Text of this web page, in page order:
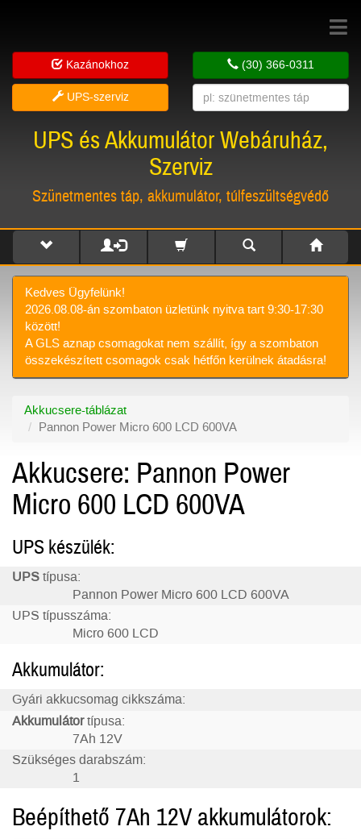
Toggle
Kazánokhoz
UPS-szerviz
(30) 366-0311
UPS és Akkumulátor Webáruház,
Szerviz
Szünetmentes táp, akkumulátor, túlfeszültségvédő
Kedves Ügyfelünk!
2026.08.08-án szombaton üzletünk nyitva tart 9:30-17:30
között!
A GLS aznap csomagokat nem szállít, így a szombaton
összekészített csomagok csak hétfőn kerülnek átadásra!
Akkucsere-táblázat
Pannon Power Micro 600 LCD 600VA
Akkucsere: Pannon Power
Micro 600 LCD 600VA
UPS készülék:
UPS típusa:
Pannon Power Micro 600 LCD 600VA
UPS típusszáma:
Micro 600 LCD
Akkumulátor:
Gyári akkucsomag cikkszáma:
Akkumulátortípusa:
7Ah 12V
Szükséges darabszám:
1
Beépíthető 7Ah 12V akkumulátorok: